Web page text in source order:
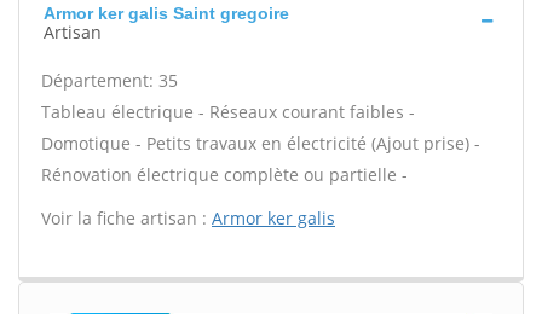
Armor ker galis Saint gregoire
Artisan
Département: 35
Tableau électrique - Réseaux courant faibles -
Domotique - Petits travaux en électricité (Ajout prise) -
Rénovation électrique complète ou partielle -
Voir la fiche artisan : Armor ker galis